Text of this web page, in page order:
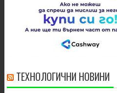
ТЕХНОЛОГИЧНИ НОВИНИ